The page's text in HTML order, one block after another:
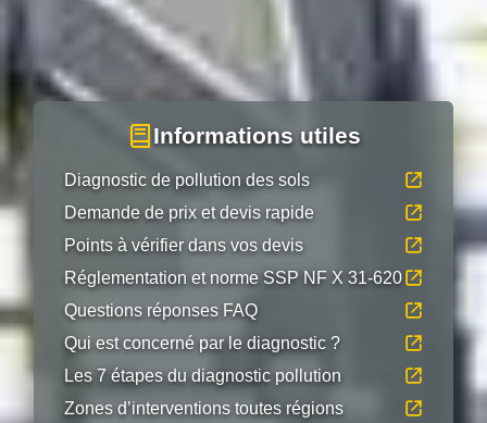
Informations utiles
Diagnostic de pollution des sols
Demande de prix et devis rapide
Points à vérifier dans vos devis
Réglementation et norme SSP NF X 31-620
Questions réponses FAQ
Qui est concerné par le diagnostic ?
Les 7 étapes du diagnostic pollution
Zones d’interventions toutes régions